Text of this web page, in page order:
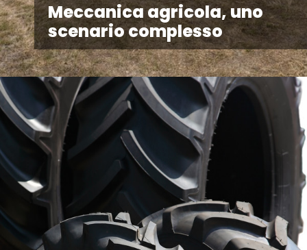
Meccanica agricola, uno
scenario complesso